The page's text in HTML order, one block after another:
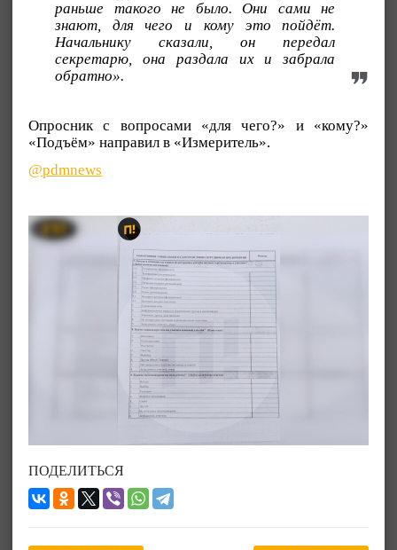
раньше такого не было. Они сами не
знают, для чего и кому это пойдёт.
Начальнику сказали, он передал
секретарю, она раздала их и забрала
обратно».
Опросник с вопросами «для чего?» и «кому?»
«Подъём» направил в «Измеритель».
@pdmnews
ПОДЕЛИТЬСЯ